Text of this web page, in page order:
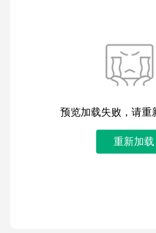
预览加载失败，请重
重新加载